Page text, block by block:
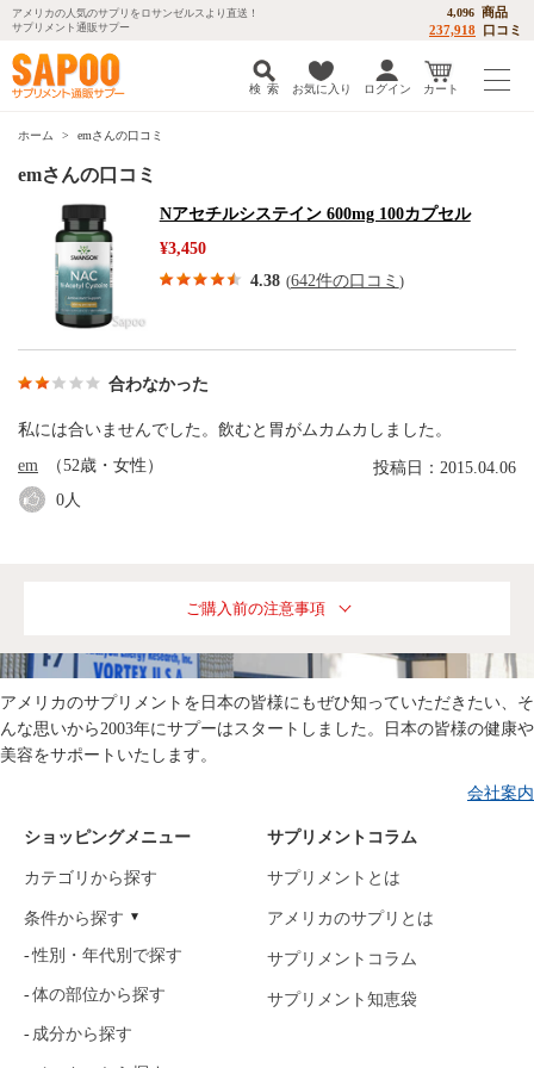
アメリカの人気のサプリをロサンゼルスより直送！
サプリメント通販サプー
4,096 商品
237,918 口コミ
検 索 お気に入り ログイン カート
ホーム emさんの口コミ
emさんの口コミ
Nアセチルシステイン 600mg 100カプセル
4.38 (642件の口コミ )
¥3,450
合わなかった
私には合いませんでした。飲むと胃がムカムカしました。
投稿日：2015.04.06
em （52歳・女性）
0 人
ご購入前の注意事項
アメリカのサプリメントを日本の皆様にもぜひ知っていただきたい、そ
んな思いから2003年にサプーはスタートしました。日本の皆様の健康や
美容をサポートいたします。
会社案内
ショッピングメニュー
カテゴリから探す
条件から探す
性別・年代別で探す
体の部位から探す
成分から探す
サプリメントコラム
サプリメントとは
アメリカのサプリとは
サプリメントコラム
サプリメント知恵袋